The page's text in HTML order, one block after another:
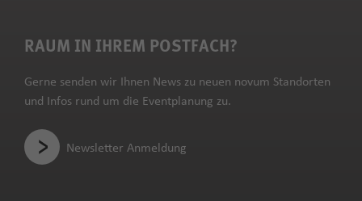
RAUM IN IHREM POSTFACH?
Gerne senden wir Ihnen News zu neuen novum Standorten
und Infos rund um die Eventplanung zu.
Newsletter Anmeldung